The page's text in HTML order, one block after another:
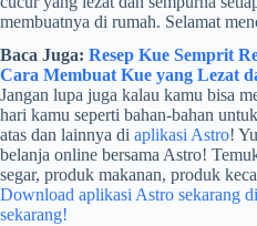
membuatnya di rumah. Selamat
Baca Juga: Resep Kue Semprit
Cara Membuat Kue yang Lezat
Jangan lupa juga kalau kamu bisa
hari kamu seperti bahan-bahan
atas dan lainnya di aplikasi Astro!
belanja online bersama Astro!
segar, produk makanan, produk
Download aplikasi Astro sekarang
sekarang!